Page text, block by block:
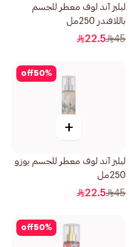
ليليز آند لوف معطر للجسم
باللافندر 250مل
45
22.5
50%
off
+
ليليز آند لوف معطر للجسم يوزو
250مل
45
22.5
50%
off